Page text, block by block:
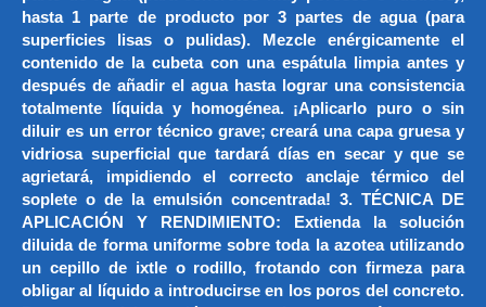
hasta 1 parte de producto por 3 partes de agua (para
superficies lisas o pulidas). Mezcle enérgicamente el
contenido de la cubeta con una espátula limpia antes y
después de añadir el agua hasta lograr una consistencia
totalmente líquida y homogénea. ¡Aplicarlo puro o sin
diluir es un error técnico grave; creará una capa gruesa y
vidriosa superficial que tardará días en secar y que se
agrietará, impidiendo el correcto anclaje térmico del
soplete o de la emulsión concentrada! 3. TÉCNICA DE
APLICACIÓN Y RENDIMIENTO: Extienda la solución
diluida de forma uniforme sobre toda la azotea utilizando
un cepillo de ixtle o rodillo, frotando con firmeza para
obligar al líquido a introducirse en los poros del concreto.